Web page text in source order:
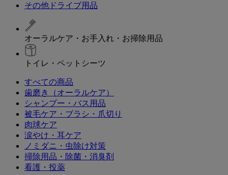
その他ドライブ用品
オーラルケア・お手入れ・お掃除用品
トイレ・ペットシーツ
すべての商品
歯磨き（オーラルケア）
シャンプー・バス用品
被毛ケア・ブラシ・爪切り
肉球ケア
涙やけ・耳ケア
ノミダニ・虫除け対策
掃除用品・除菌・消臭剤
看護・投薬